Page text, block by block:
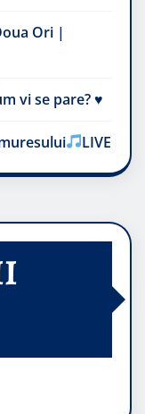
Ori |
vi se pare? ♥️
LIVE